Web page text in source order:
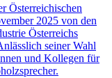
Österreichischen
2025 von den
Österreichs
seiner Wahl
und Kollegen für